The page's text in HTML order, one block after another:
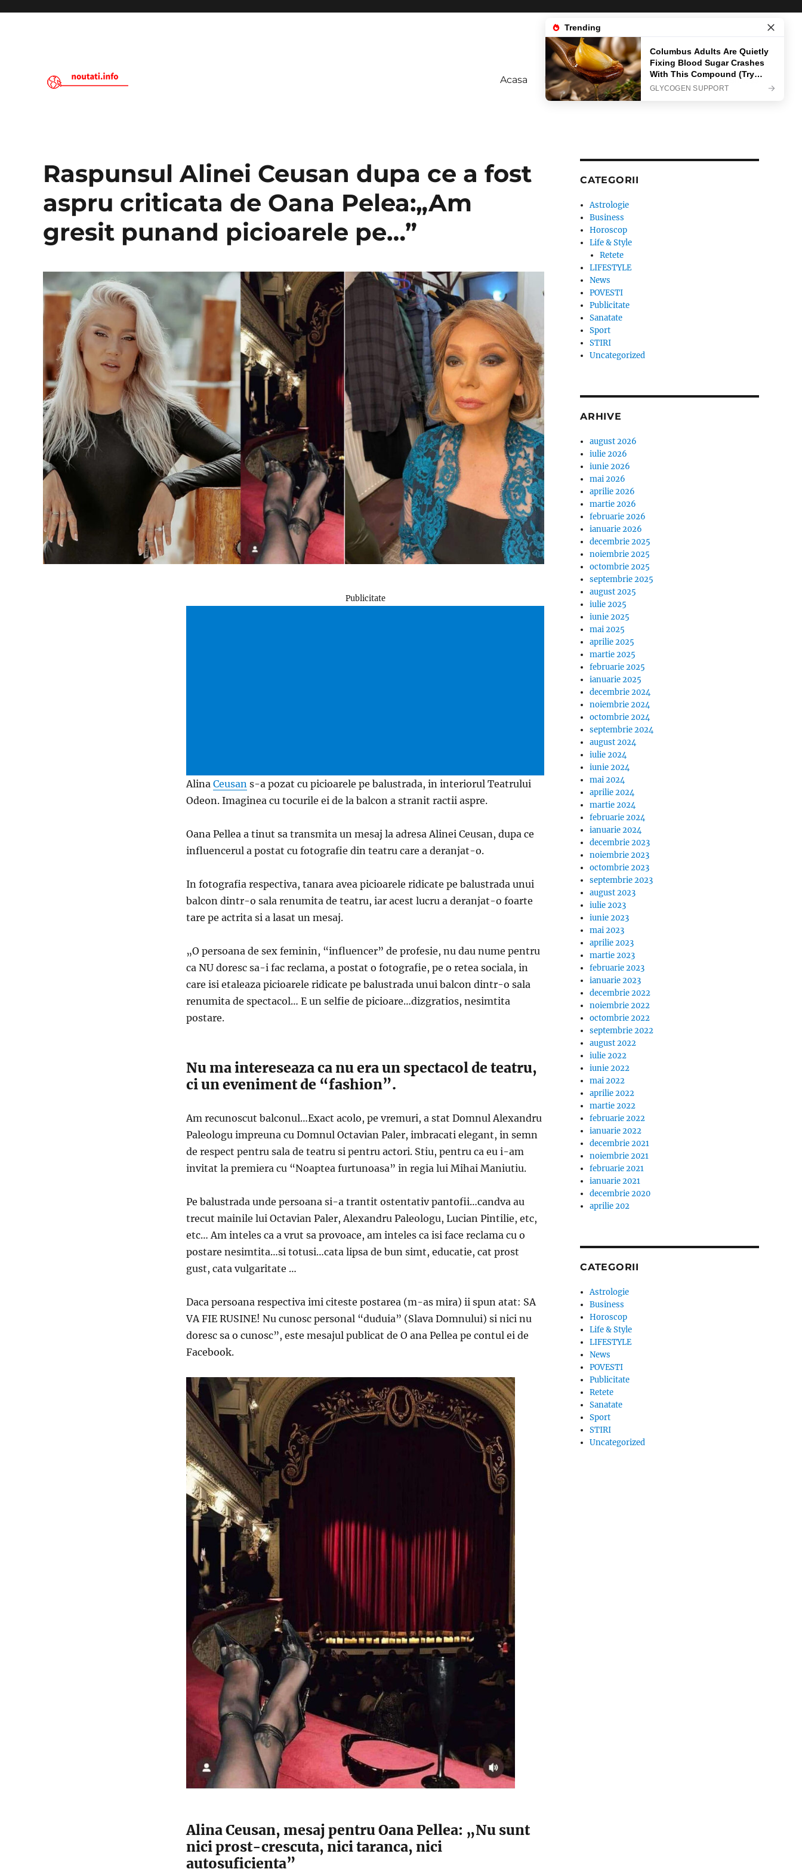
Acasa News Life & Style Sanatate Business
Raspunsul Alinei Ceusan dupa ce a fost
aspru criticata de Oana Pelea:„Am
gresit punand picioarele pe…”
Publicitate
Alina Ceusan s-a pozat cu picioarele pe balustrada, in interiorul Teatrului
Odeon. Imaginea cu tocurile ei de la balcon a stranit ractii aspre.
Oana Pellea a tinut sa transmita un mesaj la adresa Alinei Ceusan, dupa ce
influencerul a postat cu fotografie din teatru care a deranjat-o.
In fotografia respectiva, tanara avea picioarele ridicate pe balustrada unui
balcon dintr-o sala renumita de teatru, iar acest lucru a deranjat-o foarte
tare pe actrita si a lasat un mesaj.
„O persoana de sex feminin, “influencer” de profesie, nu dau nume pentru
ca NU doresc sa-i fac reclama, a postat o fotografie, pe o retea sociala, in
care isi etaleaza picioarele ridicate pe balustrada unui balcon dintr-o sala
renumita de spectacol… E un selfie de picioare…dizgratios, nesimtita
postare.
Nu ma intereseaza ca nu era un spectacol de teatru,
ci un eveniment de “fashion”.
Am recunoscut balconul…Exact acolo, pe vremuri, a stat Domnul Alexandru
Paleologu impreuna cu Domnul Octavian Paler, imbracati elegant, in semn
de respect pentru sala de teatru si pentru actori. Stiu, pentru ca eu i-am
invitat la premiera cu “Noaptea furtunoasa” in regia lui Mihai Maniutiu.
Pe balustrada unde persoana si-a trantit ostentativ pantofii…candva au
trecut mainile lui Octavian Paler, Alexandru Paleologu, Lucian Pintilie, etc,
etc… Am inteles ca a vrut sa provoace, am inteles ca isi face reclama cu o
postare nesimtita…si totusi…cata lipsa de bun simt, educatie, cat prost
gust, cata vulgaritate …
Daca persoana respectiva imi citeste postarea (m-as mira) ii spun atat: SA
VA FIE RUSINE! Nu cunosc personal “duduia” (Slava Domnului) si nici nu
doresc sa o cunosc”, este mesajul publicat de O ana Pellea pe contul ei de
Facebook.
Alina Ceusan, mesaj pentru Oana Pellea: „Nu sunt
nici prost-crescuta, nici taranca, nici
autosuficienta”
CATEGORII
Astrologie
Business
Horoscop
Life & Style
Retete
LIFESTYLE
News
POVESTI
Publicitate
Sanatate
Sport
STIRI
Uncategorized
ARHIVE
august 2026
iulie 2026
iunie 2026
mai 2026
aprilie 2026
martie 2026
februarie 2026
ianuarie 2026
decembrie 2025
noiembrie 2025
octombrie 2025
septembrie 2025
august 2025
iulie 2025
iunie 2025
mai 2025
aprilie 2025
martie 2025
februarie 2025
ianuarie 2025
decembrie 2024
noiembrie 2024
octombrie 2024
septembrie 2024
august 2024
iulie 2024
iunie 2024
mai 2024
aprilie 2024
martie 2024
februarie 2024
ianuarie 2024
decembrie 2023
noiembrie 2023
octombrie 2023
septembrie 2023
august 2023
iulie 2023
iunie 2023
mai 2023
aprilie 2023
martie 2023
februarie 2023
ianuarie 2023
decembrie 2022
noiembrie 2022
octombrie 2022
septembrie 2022
august 2022
iulie 2022
iunie 2022
mai 2022
aprilie 2022
martie 2022
februarie 2022
ianuarie 2022
decembrie 2021
noiembrie 2021
februarie 2021
ianuarie 2021
decembrie 2020
aprilie 202
CATEGORII
Astrologie
Business
Horoscop
Life & Style
LIFESTYLE
News
POVESTI
Publicitate
Retete
Sanatate
Sport
STIRI
Uncategorized